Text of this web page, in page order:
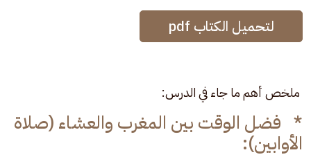
لتحميل الكتاب pdf
ملخص أهم ما جاء في الدرس:
* فضل الوقت بين المغرب والعشاء (صلاة
الأوابين):